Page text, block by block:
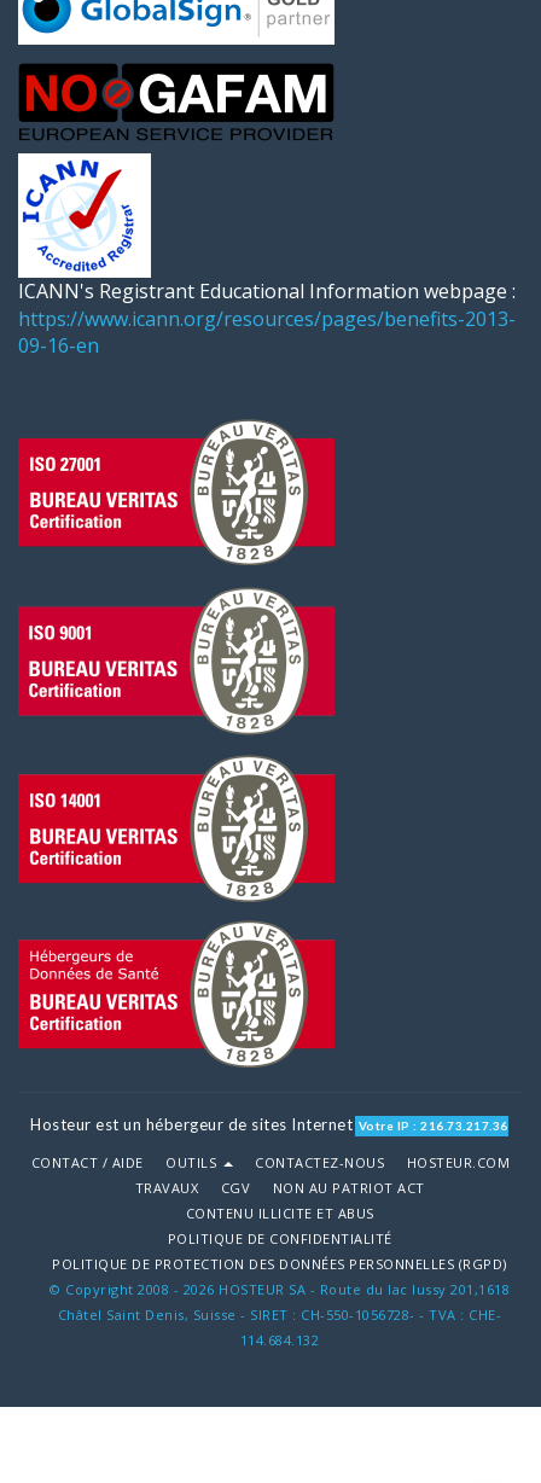
ICANN's Registrant Educational Information webpage :
https://www.icann.org/resources/pages/benefits-2013-
09-16-en
Hosteur est un hébergeur de sites Internet Votre IP : 216.73.217.36
CONTACT / AIDE OUTILS CONTACTEZ-NOUS
HOSTEUR.COM
TRAVAUX
CGV
NON AU PATRIOT ACT
CONTENU ILLICITE ET ABUS
POLITIQUE DE CONFIDENTIALITÉ
POLITIQUE DE PROTECTION DES DONNÉES PERSONNELLES (RGPD)
© Copyright 2008 - 2026 HOSTEUR SA - Route du lac lussy 201,1618
Châtel Saint Denis, Suisse - SIRET : CH-550-1056728- - TVA : CHE-
114.684.132